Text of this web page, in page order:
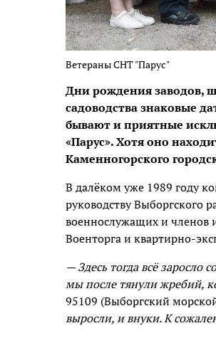
Ветераны СНТ "Парус"
Дни рождения заводов,
садоводства знаковые
бывают и приятные
«Парус». Хотя оно
Каменногорского
В далёком уже 1989 году
руководству Выборгского
военнослужащих и членов
Военторга и квартирно-
— Здесь тогда всё
мы после тянули жребий,
95109 (Выборгский
выросли, и внуки. К